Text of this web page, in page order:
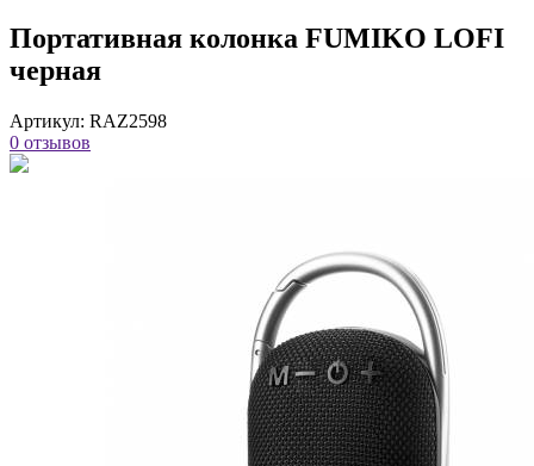
Портативная колонка FUMIKO LOFI
черная
Артикул: RAZ2598
0 отзывов